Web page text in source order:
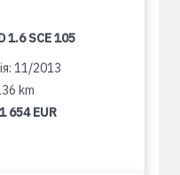
1.6 SCE 105
11/2013
km
1 654 EUR